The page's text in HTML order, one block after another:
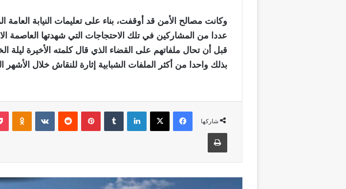
وكانت مصالح الأمن قد أوقفت، بناء على تعليمات النيابة العامة
عددا من المشاركين في تلك الاحتجاجات التي شهدتها العاصمة
قبل أن تحال ملفاتهم على القضاء الذي قال كلمته الأخيرة ليلة
بذلك واحدا من أكثر الملفات الشبابية إثارة للنقاش خلال الأشهر
شاركها
فيسبوك ‫X لينكدإن بينتيريست